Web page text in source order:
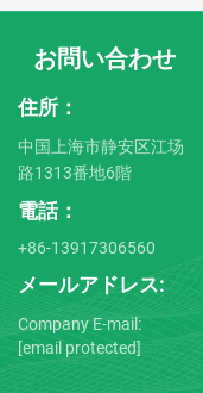
お問い合わせ
住所：
中国上海市静安区江场
路1313番地6階
電話：
+86-13917306560
メールアドレス:
Company E-mail:
[email protected]